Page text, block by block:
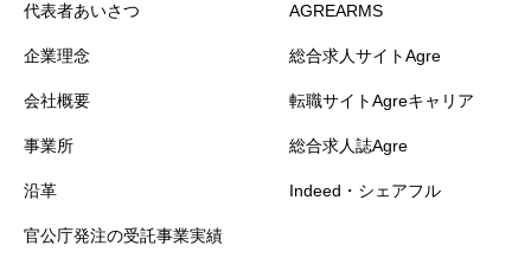
代表者あいさつ
企業理念
会社概要
事業所
沿革
官公庁発注の受託事業実績
AGREARMS
総合求人サイトAgre
転職サイトAgreキャリア
総合求人誌Agre
Indeed・シェアフル